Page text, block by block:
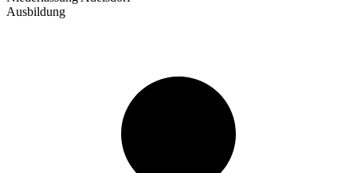
Ausbildung